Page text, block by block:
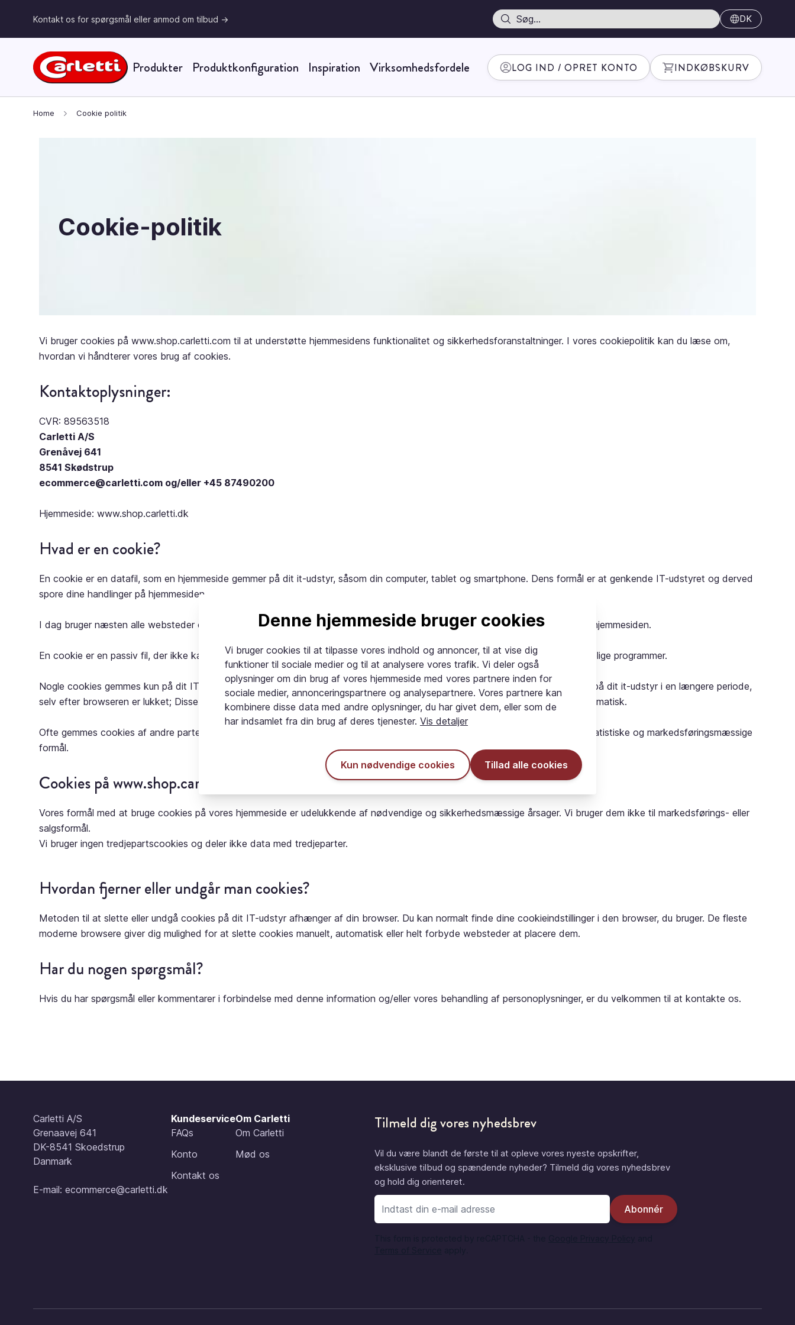
Kontakt os for spørgsmål eller anmod om tilbud -> Søg DK
Produkter Produktkonfiguration Inspiration Virksomhedsfordele LOG IND / OPRET KONTO INDKØBSKURV
Home Cookie politik
Cookie-politik
Vi bruger cookies på www.shop.carletti.com til at understøtte hjemmesidens funktionalitet og sikkerhedsforanstaltninger. I vores cookiepolitik kan du læse om,
hvordan vi håndterer vores brug af cookies.
Kontaktoplysninger:
CVR: 89563518
Carletti A/S
Grenåvej 641
8541 Skødstrup
ecommerce@carletti.com og/eller +45 87490200
Hjemmeside: www.shop.carletti.dk
Hvad er en cookie?
En cookie er en datafil, som en hjemmeside gemmer på dit it-udstyr, såsom din computer, tablet og smartphone. Dens formål er at genkende IT-udstyret og derved
spore dine handlinger på hjemmesiden.
I dag bruger næsten alle websteder cookies. I mange tilfælde er cookies nødvendige for at yde korrekt service til brugeren på hjemmesiden.
En cookie er en passiv fil, der ikke kan indsamle de oplysninger, der er gemt på din computer, eller sprede virus eller andre skadelige programmer.
Nogle cookies gemmes kun på dit IT-udstyr, mens din browser er åben; Disse kaldes sessionscookies. Andre cookies gemmes på dit it-udstyr i en længere periode,
selv efter browseren er lukket; Disse kaldes vedvarende cookies. Når du besøger et websted igen, fornyes cookien typisk automatisk.
Ofte gemmes cookies af andre parter end ejeren af hjemmesiden. Disse cookies kaldes tredjepartscookies og bruges ofte til statistiske og markedsføringsmæssige
formål.
Cookies påwww.shop.carletti.com
Vores formål med at bruge cookies på vores hjemmeside er udelukkende af nødvendige og sikkerhedsmæssige årsager. Vi bruger dem ikke til markedsførings- eller
salgsformål.
Vi bruger ingen tredjepartscookies og deler ikke data med tredjeparter.
Hvordan fjerner eller undgår man cookies?
Metoden til at slette eller undgå cookies på dit IT-udstyr afhænger af din browser. Du kan normalt finde dine cookieindstillinger i den browser, du bruger. De fleste
moderne browsere giver dig mulighed for at slette cookies manuelt, automatisk eller helt forbyde websteder at placere dem.
Har du nogen spørgsmål?
Hvis du har spørgsmål eller kommentarer i forbindelse med denne information og/eller vores behandling af personoplysninger, er du velkommen til at kontakte os.
Carletti A/S
Grenaavej 641
DK-8541 Skoedstrup
Danmark
E-mail: ecommerce@carletti.dk
Kundeservice
FAQs
Konto
Kontakt os
Om Carletti
Om Carletti
Mød os
Tilmeld dig vores nyhedsbrev
Vil du være blandt de første til at opleve vores nyeste opskrifter,
eksklusive tilbud og spændende nyheder? Tilmeld dig vores nyhedsbrev
og hold dig orienteret.
Abonnér
Denne hjemmeside bruger cookies
Vi bruger cookies til at tilpasse vores indhold og annoncer, til at vise dig
funktioner til sociale medier og til at analysere vores trafik. Vi deler også
oplysninger om din brug af vores hjemmeside med vores partnere inden for
sociale medier, annonceringspartnere og analysepartnere. Vores partnere kan
kombinere disse data med andre oplysninger, du har givet dem, eller som de
har indsamlet fra din brug af deres tjenester. Vis detaljer
Kun nødvendige cookies Tillad alle cookies